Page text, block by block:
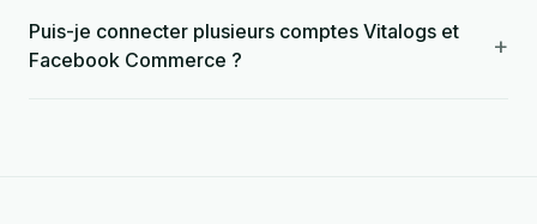
Puis-je connecter plusieurs comptes Vitalogs et
Facebook Commerce ?
+